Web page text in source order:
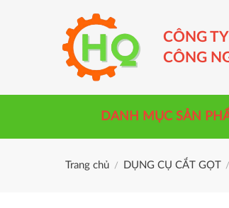
CÔNG
CÔNG
DANH MỤC SẢN
Trang chủ / DỤNG CỤ CẮT GỌT /